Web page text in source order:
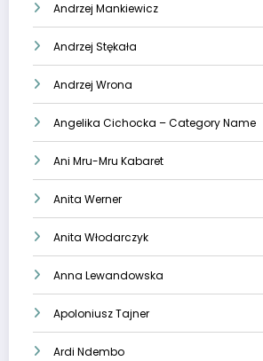
Andrzej Mankiewicz
Andrzej Stękała
Andrzej Wrona
Angelika Cichocka – Category Name
Ani Mru-Mru Kabaret
Anita Werner
Anita Włodarczyk
Anna Lewandowska
Apoloniusz Tajner
Ardi Ndembo